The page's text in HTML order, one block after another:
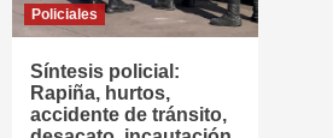
Policiales
Síntesis policial:
Rapiña, hurtos,
accidente de tránsito,